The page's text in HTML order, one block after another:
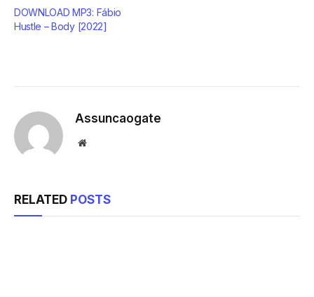
DOWNLOAD MP3: Fábio
Hustle – Body [2022]
Assuncaogate
Website
RELATED POSTS